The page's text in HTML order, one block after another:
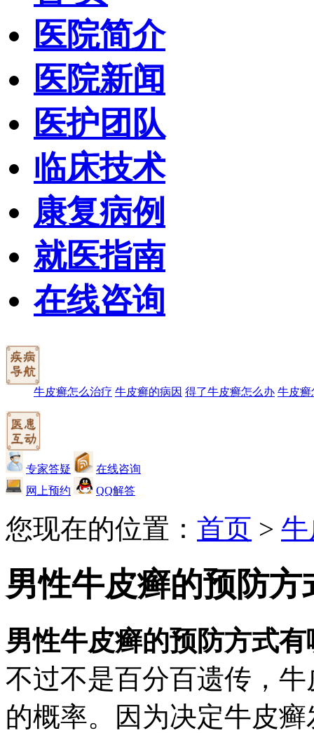
医院简介
医院新闻
医护团队
临床技术
康复病例
就医指南
在线咨询
牛皮癣怎么治疗 牛皮癣的病因 得了牛皮癣怎么办 牛皮癣
专家答疑
在线咨询
网上预约
QQ解答
您现在的位置： 首页 >
男性牛皮癣的预防方
男性牛皮癣的预防方式有
不过不是百分百遗传，
的概率。因为决定牛皮